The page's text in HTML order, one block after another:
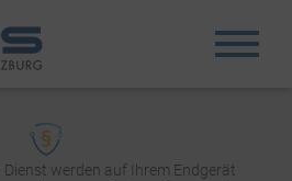
werden auf Ihrem Endgerät